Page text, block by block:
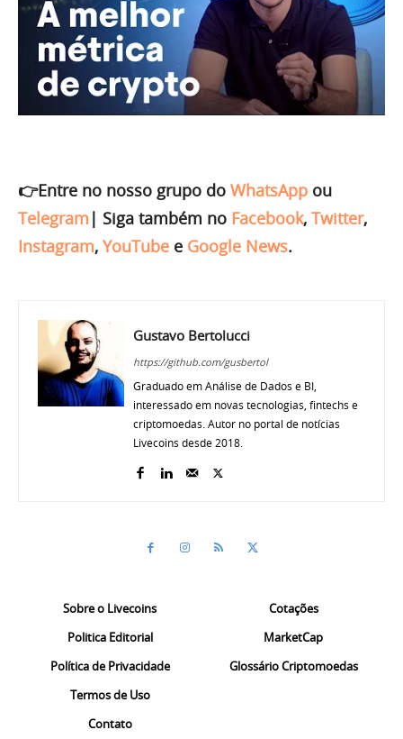
👉Entre no nosso grupo do WhatsApp ou
Telegram | Siga também no Facebook, Twitter,
Instagram, YouTube e Google News.
Gustavo Bertolucci
https://github.com/gusbertol
Graduado em Análise de Dados e BI,
interessado em novas tecnologias, fintechs e
criptomoedas. Autor no portal de notícias
Livecoins desde 2018.
Sobre o Livecoins
Politica Editorial
Política de Privacidade
Termos de Uso
Contato
Cotações
MarketCap
Glossário Criptomoedas